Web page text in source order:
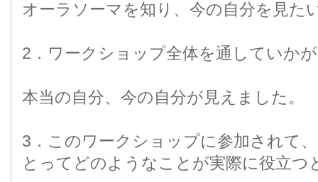
オーラソーマを知り、今の自分を見た
2．ワークショップ全体を通していか
本当の自分、今の自分が見えました。
3．このワークショップに参加されて
とってどのようなことが実際に役立つ